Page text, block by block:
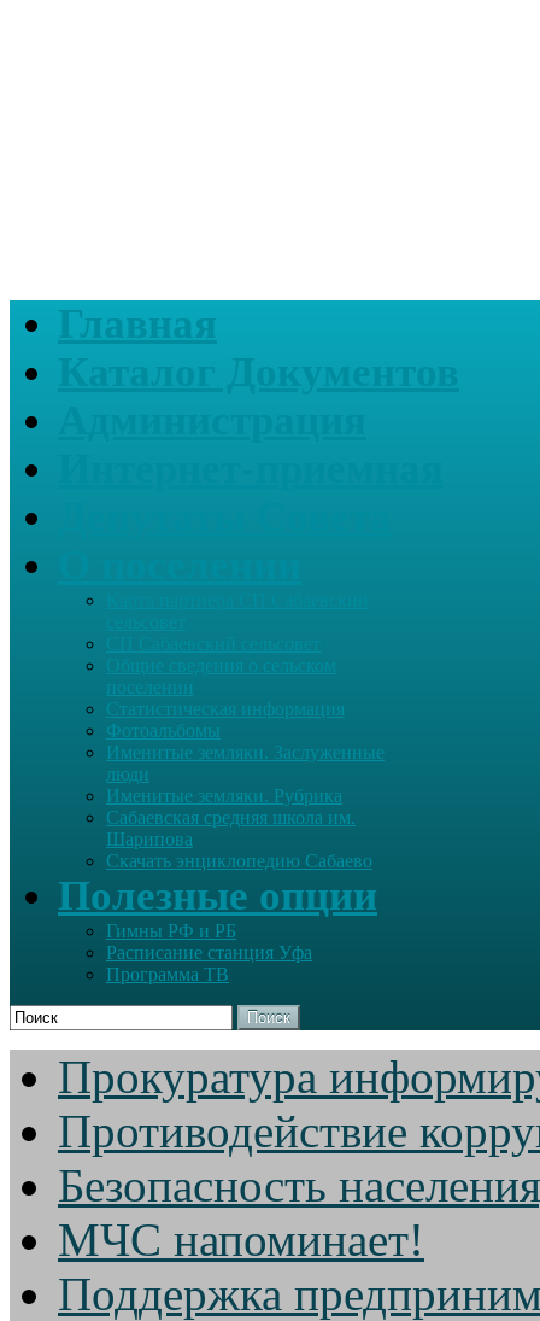
Главная
Общие сведения о сельском
поселении
Статистическая информация
Фотоальбомы
Именитые земляки. Заслуженные
люди
Именитые земляки. Рубрика
Сабаевская средняя школа им.
Шарипова
Скачать энциклопедию Сабаево
Полезные опции
Гимны РФ и РБ
Расписание станция Уфа
Программа ТВ
Поиск
Прокуратура
Противодействие
Безопасность
МЧС напоминает!
Поддержка